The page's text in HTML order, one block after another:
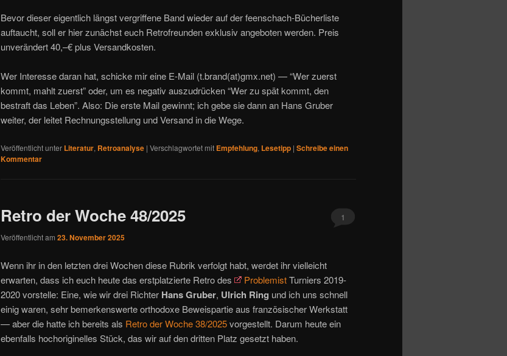
Bevor dieser eigentlich längst vergriffene Band wieder auf der feenschach-Bücherliste
auftaucht, soll er hier zunächst euch Retrofreunden exklusiv angeboten werden. Preis
unverändert 40,–€ plus Versandkosten.
Wer Interesse daran hat, schicke mir eine E-Mail (t.brand(at)gmx.net) — “Wer zuerst
kommt, mahlt zuerst” oder, um es negativ auszudrücken “Wer zu spät kommt, den
bestraft das Leben”. Also: Die erste Mail gewinnt; ich gebe sie dann an Hans Gruber
weiter, der leitet Rechnungsstellung und Versand in die Wege.
Veröffentlicht unter Literatur, Retroanalyse | Verschlagwortet mit Empfehlung, Lesetipp | Schreibe einen
Kommentar
Retro der Woche 48/2025
Veröffentlicht am 23. November 2025
1
Wenn ihr in den letzten drei Wochen diese Rubrik verfolgt habt, werdet ihr vielleicht
erwarten, dass ich euch heute das erstplatzierte Retro des
ProblemistTurniers 2019-
2020 vorstelle: Eine, wie wir drei Richter Hans Gruber, Ulrich Ring und ich uns schnell
einig waren, sehr bemerkenswerte orthodoxe Beweispartie aus französischer Werkstatt
— aber die hatte ich bereits als Retro der Woche 38/2025vorgestellt. Darum heute ein
ebenfalls hochoriginelles Stück, das wir auf den dritten Platz gesetzt haben.